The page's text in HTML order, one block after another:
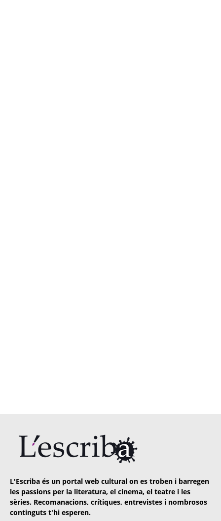
L'Escriba és un portal web cultural on es troben i barregen
les passions per la literatura, el cinema, el teatre i les
sèries. Recomanacions, crítiques, entrevistes i nombrosos
continguts t'hi esperen.